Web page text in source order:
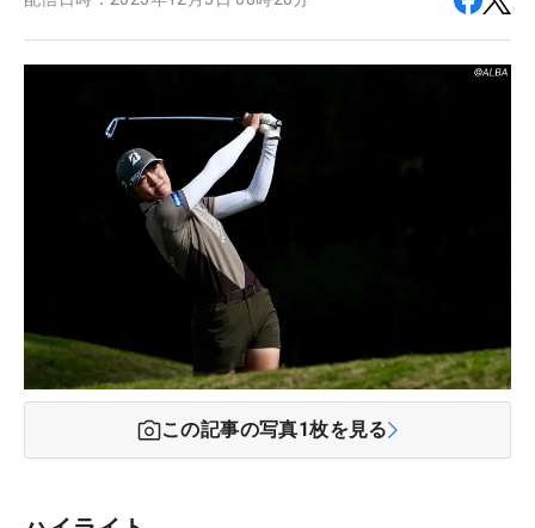
この記事の写真1枚を見る